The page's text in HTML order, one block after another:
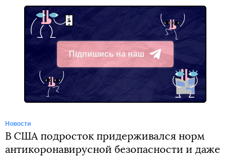
Підпишись на наш
Telegram
Новости
В США подросток придерживался норм
антикоронавирусной безопасности и даже